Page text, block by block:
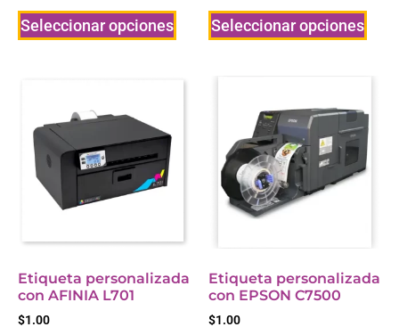
Seleccionar opciones Seleccionar opciones
Etiqueta personalizada
con AFINIA L701
$1.00
Etiqueta personalizada
con EPSON C7500
$1.00